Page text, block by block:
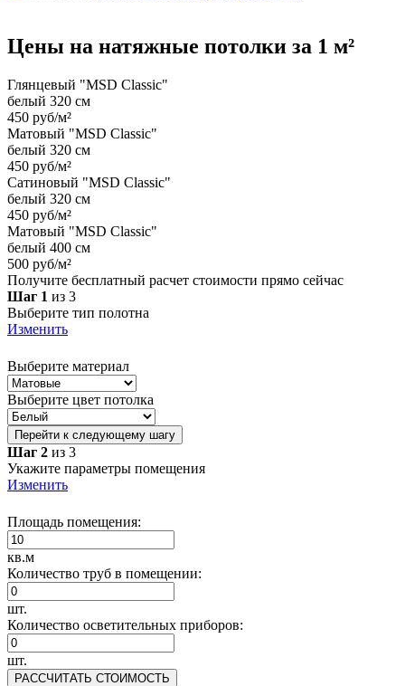
Цены на натяжные потолки за 1 м²
Глянцевый "MSD Classic"
белый 320 см
450 руб/м²
Матовый "MSD Classic"
белый 320 см
450 руб/м²
Сатиновый "MSD Classic"
белый 320 см
450 руб/м²
Матовый "MSD Classic"
белый 400 см
500 руб/м²
Получите бесплатный расчет стоимости прямо сейчас
Шаг 1 из 3
Выберите тип полотна
Изменить
Выберите материал
Выберите цвет потолка
Перейти к следующему шагу
Шаг 2 из 3
Укажите параметры помещения
Изменить
Площадь помещения:
кв.м
Количество труб в помещении:
шт.
Количество осветительных приборов:
шт.
РАССЧИТАТЬ СТОИМОСТЬ